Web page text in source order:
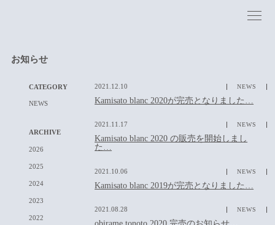
お知らせ
2021.12.10 NEWS
Kamisato blanc 2020が完売となりました…
2021.11.17 NEWS
Kamisato blanc 2020 の販売を開始しまし
た…
2021.10.06 NEWS
Kamisato blanc 2019が完売となりました…
2021.08.28 NEWS
CATEGORY
NEWS
ARCHIVE
2026
2025
2024
2023
2022